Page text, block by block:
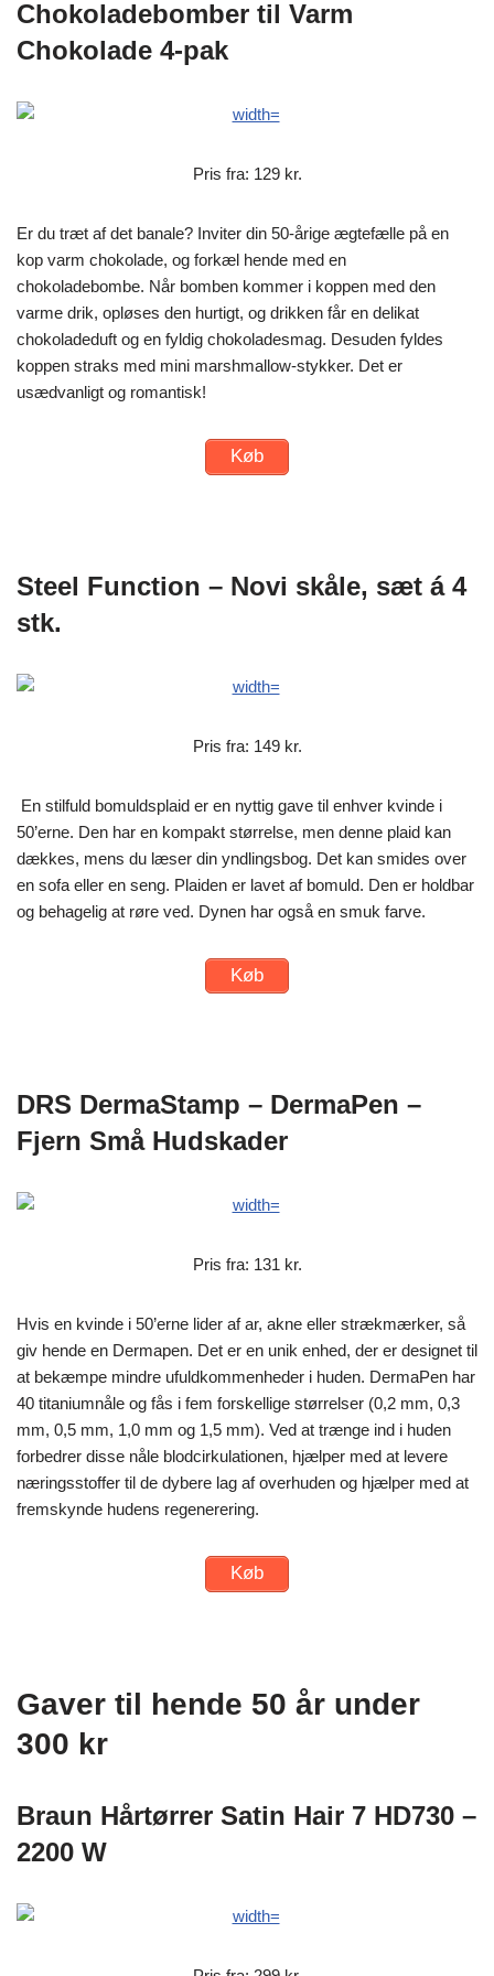
Chokoladebomber til Varm
Chokolade 4-pak
Pris fra: 129 kr.
Er du træt af det banale? Inviter din 50-årige ægtefælle på en
kop varm chokolade, og forkæl hende med en
chokoladebombe. Når bomben kommer i koppen med den
varme drik, opløses den hurtigt, og drikken får en delikat
chokoladeduft og en fyldig chokoladesmag. Desuden fyldes
koppen straks med mini marshmallow-stykker. Det er
usædvanligt og romantisk!
Køb
Steel Function – Novi skåle, sæt á 4
stk.
Pris fra: 149 kr.
En stilfuld bomuldsplaid er en nyttig gave til enhver kvinde i
50’erne. Den har en kompakt størrelse, men denne plaid kan
dækkes, mens du læser din yndlingsbog. Det kan smides over
en sofa eller en seng. Plaiden er lavet af bomuld. Den er holdbar
og behagelig at røre ved. Dynen har også en smuk farve.
Køb
DRS DermaStamp – DermaPen –
Fjern Små Hudskader
Pris fra: 131 kr.
Hvis en kvinde i 50’erne lider af ar, akne eller strækmærker, så
giv hende en Dermapen. Det er en unik enhed, der er designet til
at bekæmpe mindre ufuldkommenheder i huden. DermaPen har
40 titaniumnåle og fås i fem forskellige størrelser (0,2 mm, 0,3
mm, 0,5 mm, 1,0 mm og 1,5 mm). Ved at trænge ind i huden
forbedrer disse nåle blodcirkulationen, hjælper med at levere
næringsstoffer til de dybere lag af overhuden og hjælper med at
fremskynde hudens regenerering.
Køb
Gaver til hende 50 år under
300 kr
Braun Hårtørrer Satin Hair 7 HD730 –
2200 W